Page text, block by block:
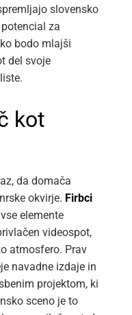
slovensko
za
bodo mlajši
del svoje
kot
da domača
okvirje. Firbci
elemente
videospot,
atmosfero. Prav
navadne izdaje in
projektom, ki
sceno je to